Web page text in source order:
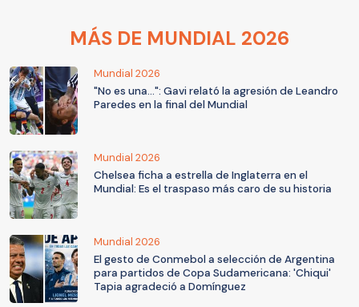
MÁS DE MUNDIAL 2026
Mundial 2026
"No es una...": Gavi relató la agresión de Leandro
Paredes en la final del Mundial
Mundial 2026
Chelsea ficha a estrella de Inglaterra en el
Mundial: Es el traspaso más caro de su historia
Mundial 2026
El gesto de Conmebol a selección de Argentina
para partidos de Copa Sudamericana: 'Chiqui'
Tapia agradeció a Domínguez